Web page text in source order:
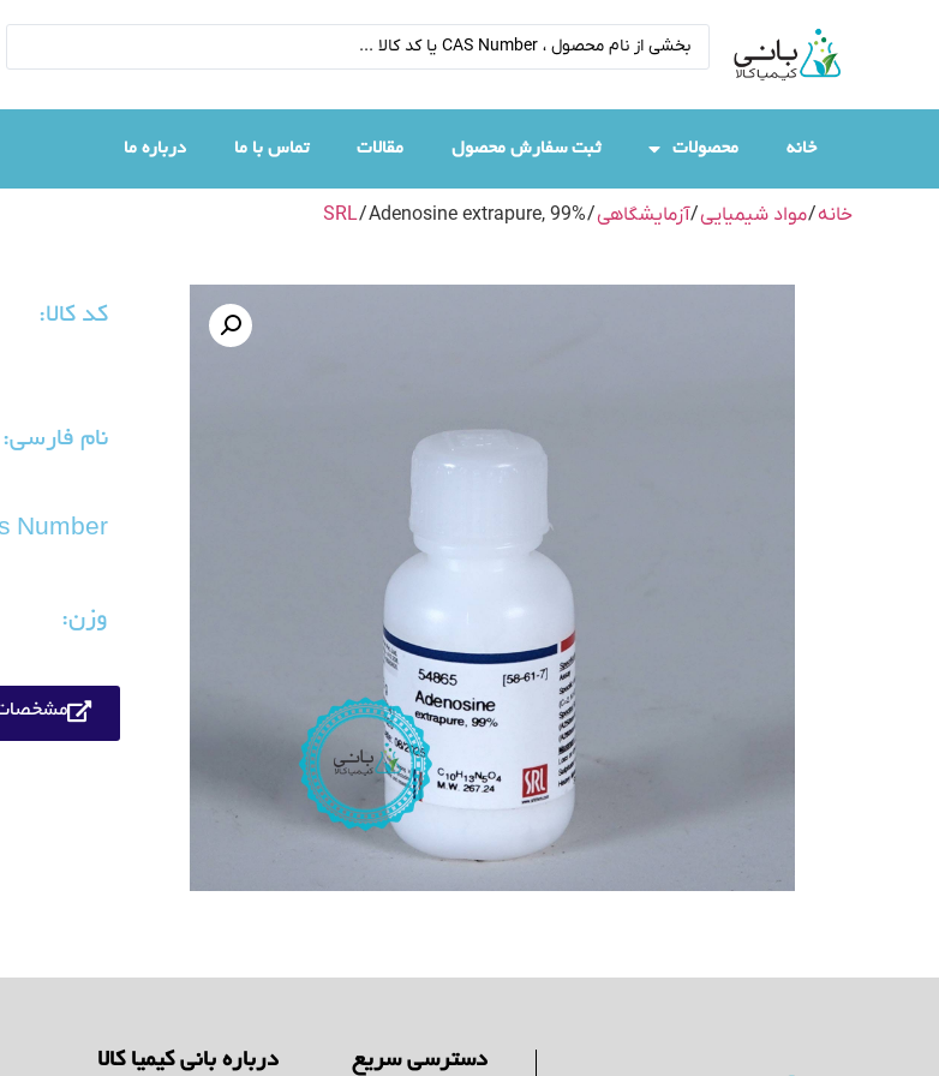
خانه محصولات ثبت سفارش محصول مقالات تماس با ما درباره ما
خانه/مواد شیمیایی/آزمایشگاهی/
SRL/ Adenosine extrapure, 99%
کد کالا:
نام فارسی:
Number:
وزن:
دسترسی سریع درباره بانی کیمیا کالا